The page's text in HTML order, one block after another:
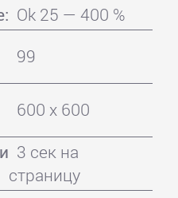
Ok 25 — 400 %
99
600 x 600
3 сек на
страницу